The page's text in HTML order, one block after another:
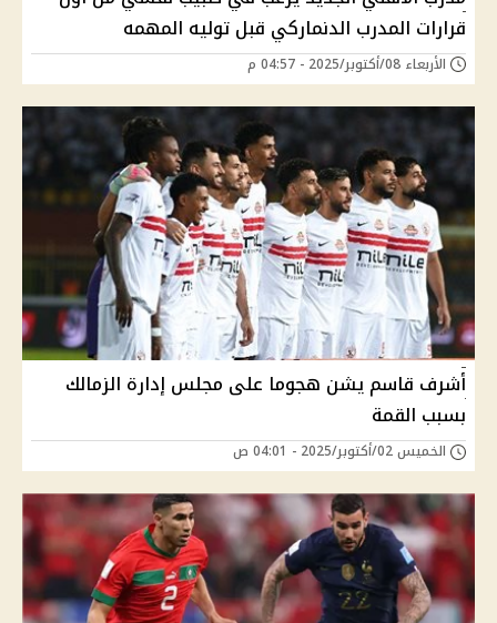
قرارات المدرب الدنماركي قبل توليه المهمه
الأربعاء 08/أكتوبر/2025 - 04:57 م
أشرف قاسم يشن هجوما على مجلس إدارة الزمالك
بسبب القمة
الخميس 02/أكتوبر/2025 - 04:01 ص